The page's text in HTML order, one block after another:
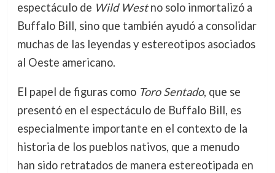
espectáculo de Wild Westno solo inmortalizó a
Buffalo Bill, sino que también ayudó a consolidar
muchas de las leyendas y estereotipos asociados
al Oeste americano.
El papel de figuras como Toro Sentado, que se
presentó en el espectáculo de Buffalo Bill, es
especialmente importante en el contexto de la
historia de los pueblos nativos, que a menudo
han sido retratados de manera estereotipada en